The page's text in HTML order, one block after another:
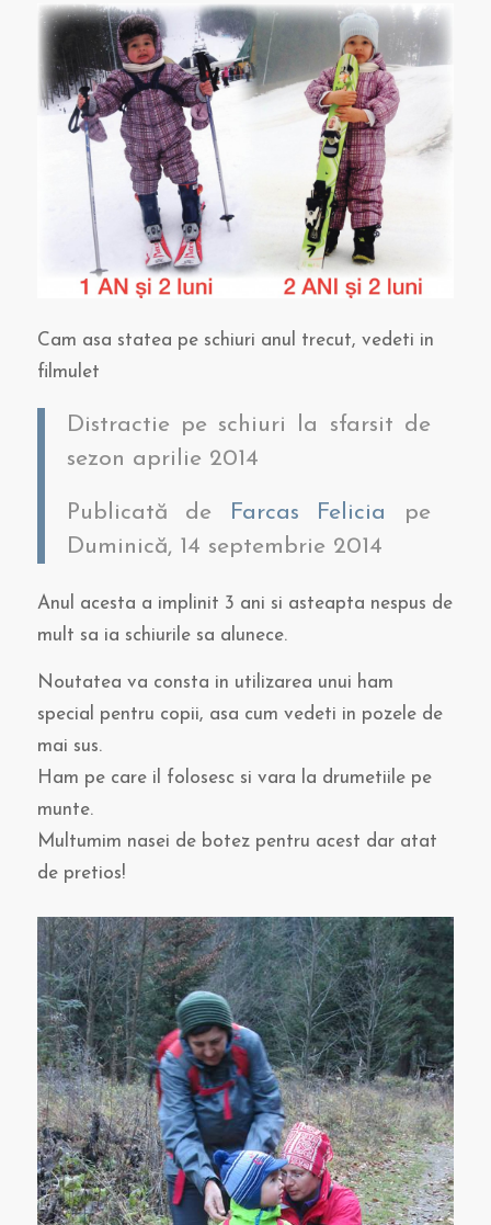
Cam asa statea pe schiuri anul trecut, vedeti in
filmulet
Distractie pe schiuri la sfarsit de
sezon aprilie 2014
Publicată de Farcas Felicia
pe
Duminică, 14 septembrie 2014
Anul acesta a implinit 3 ani si asteapta nespus de
mult sa ia schiurile sa alunece.
Noutatea va consta in utilizarea unui ham
special pentru copii, asa cum vedeti in pozele de
mai sus.
Ham pe care il folosesc si vara la drumetiile pe
munte.
Multumim nasei de botez pentru acest dar atat
de pretios!